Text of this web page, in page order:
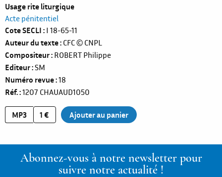
Usage rite liturgique
Acte pénitentiel
Cote SECLI I 18-65-11
Auteur du texte CFC© CNPL
Compositeur ROBERT Philippe
Editeur SM
Numéro revue 18
Réf. 1207 CHAUAUD1050
MP3 1 €
Abonnez-vous à notre newsletter pour
suivre notre actualité !